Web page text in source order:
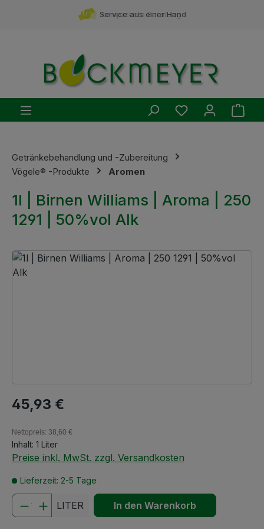
Zum Hauptinhalt springenkompetente Beratung
Service aus einer Hand
Du hast 0
Getränkebehandlung und -Zubereitung
Vögele® -Produkte
Aromen
1l | Birnen Williams | Aroma | 250
1291 | 50%vol Alk
Bildergalerie überspringen
Regulärer Preis:
45,93 €
Nettopreis: 38,60 €
Inhalt: 1 Liter
Preise inkl. MwSt. zzgl. Versandkosten
Lieferzeit: 2-5 Tage
Produkt Anzahl: Gib den gewünschten
LITER In den Warenkorb